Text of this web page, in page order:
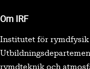
Om IRF
Institutet för
rymdteknik och